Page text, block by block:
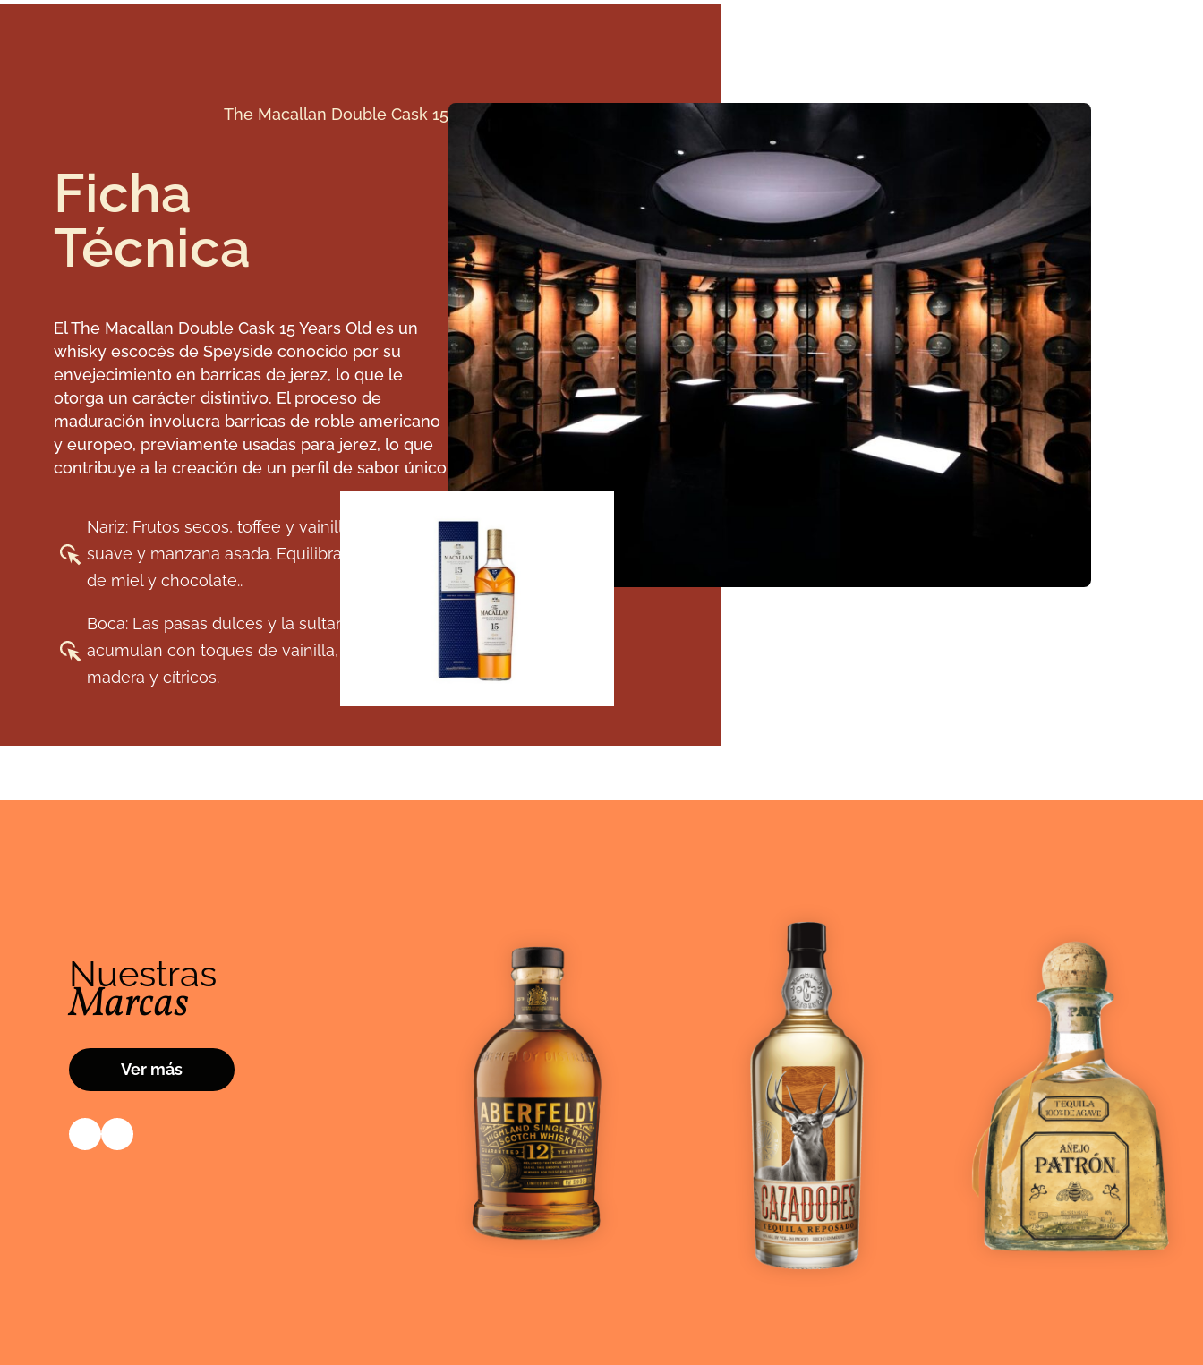
The Macallan Double Cask 15
Ficha
Técnica
El The Macallan Double Cask 15 Years Old es un
whisky escocés de Speyside conocido por su
envejecimiento en barricas de jerez, lo que le
otorga un carácter distintivo. El proceso de
maduración involucra barricas de roble americano
y europeo, previamente usadas para jerez, lo que
contribuye a la creación de un perfil de sabor único
Nariz: Frutos secos, toffee y vainilla con roble
suave y manzana asada. Equilibrado con notas
de miel y chocolate..
Boca: Las pasas dulces y la sultana se
acumulan con toques de vainilla, especias de
madera y cítricos.
Nuestras
Marcas
Ver más